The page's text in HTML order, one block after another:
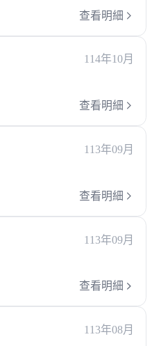
查看明細
114年10月
查看明細
113年09月
查看明細
113年09月
查看明細
113年08月